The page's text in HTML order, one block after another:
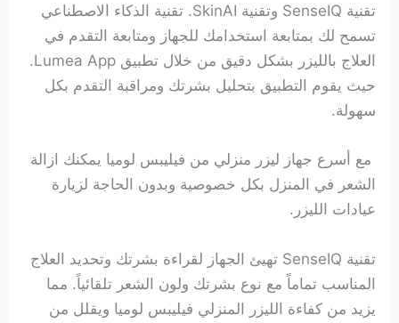
تقنية SenseIQ وتقنية SkinAI. تقنية الذكاء الاصطناعي
تسمح لك بمتابعة استخدامك للجهاز ومتابعة التقدم في
العلاج بالليزر بشكل دقيق من خلال تطبيق Lumea App.
حيث يقوم التطبيق بتحليل بشرتك ومراقبة التقدم بكل
سهولة.
مع أسرع جهاز ليزر منزلي من فيليبس لوميا يمكنك ازالة
الشعر في المنزل بكل خصوصية وبدون الحاجة لزيارة
عيادات الليزر.
تقنية SenseIQ تهيئ الجهاز لقراءة بشرتك وتحديد العلاج
المناسب تماماً مع نوع بشرتك ولون الشعر تلقائياً. مما
يزيد من كفاءة الليزر المنزلي فيليبس لوميا ويقلل من